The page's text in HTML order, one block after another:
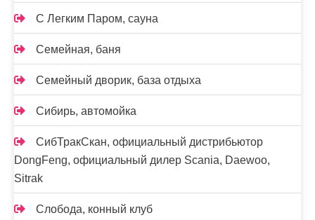
С Легким Паром, сауна
Семейная, баня
Семейный дворик, база отдыха
Сибирь, автомойка
СибТракСкан, официальный дистрибьютор
DongFeng, официальный дилер Scania, Daewoo,
Sitrak
Слобода, конный клуб